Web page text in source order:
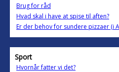
Brug for råd
Hvad skal i have at spise til aften?
Er der behov for sundere pizzaer (i
Sport
Hvornår fatter vi det?